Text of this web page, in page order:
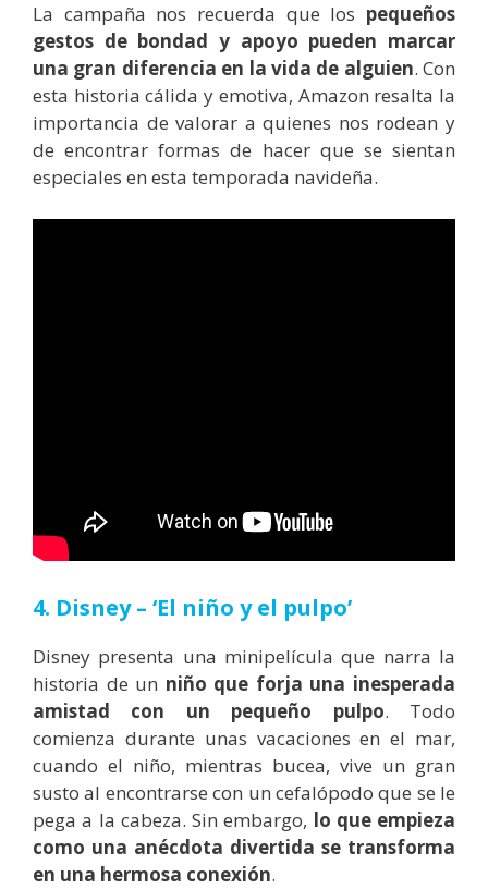
La campaña nos recuerda que los pequeños
gestos de bondad y apoyo pueden marcar
una gran diferencia en la vida de alguien. Con
esta historia cálida y emotiva, Amazon resalta la
importancia de valorar a quienes nos rodean y
de encontrar formas de hacer que se sientan
especiales en esta temporada navideña.
4. Disney – ‘El niño y el pulpo’
Disney presenta una minipelícula que narra la
historia de un niño que forja una inesperada
amistad con un pequeño pulpo. Todo
comienza durante unas vacaciones en el mar,
cuando el niño, mientras bucea, vive un gran
susto al encontrarse con un cefalópodo que se le
pega a la cabeza. Sin embargo, lo que empieza
como una anécdota divertida se transforma
en una hermosa conexión.